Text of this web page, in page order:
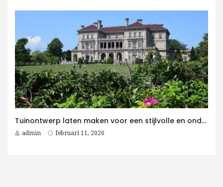
Tuinontwerp laten maken voor een stijlvolle en onderhoudsvriendelijke villatuin
admin februari 11, 2026